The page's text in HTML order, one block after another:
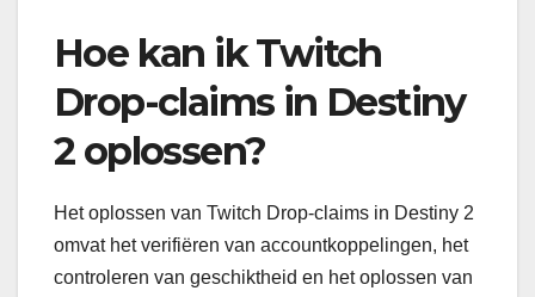
Hoe kan ik Twitch
Drop-claims in Destiny
2 oplossen?
Het oplossen van Twitch Drop-claims in Destiny 2
omvat het verifiëren van accountkoppelingen, het
controleren van geschiktheid en het oplossen van